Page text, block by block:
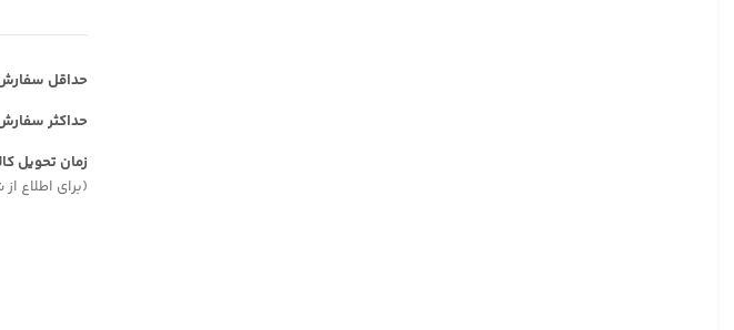
حداقل
حداکثر
زمان تحویل
(برای اطلاع